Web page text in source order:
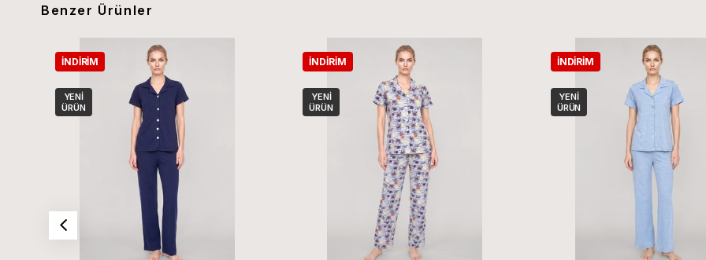
Benzer Ürünler
İNDIRIM
YENI
ÜRÜN
İNDIRIM
YENI
ÜRÜN
İNDIRIM
YENI
ÜRÜN